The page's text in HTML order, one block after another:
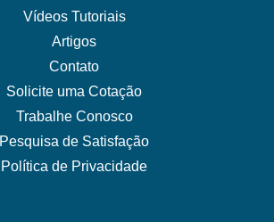
Vídeos Tutoriais
Artigos
Contato
Solicite uma Cotação
Trabalhe Conosco
Pesquisa de Satisfação
Política de Privacidade